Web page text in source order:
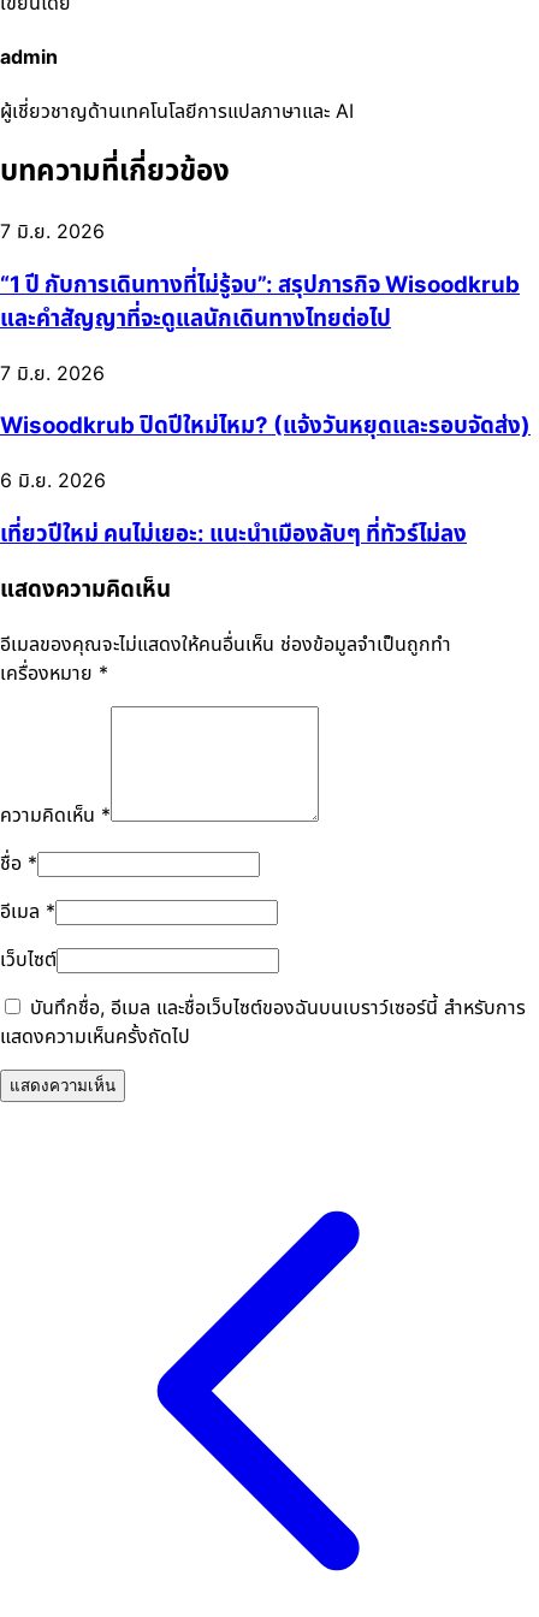
admin
ผู้เชี่ยวชาญด้านเทคโนโลยีการแปลภาษาและ AI
บทความที่เกี่ยวข้อง
7 มิ.ย. 2026
“1 ปี กับการเดินทางที่ไม่รู้จบ”: สรุปภารกิจ Wisoodkrub
และคำสัญญาที่จะดูแลนักเดินทางไทยต่อไป
7 มิ.ย. 2026
Wisoodkrub ปิดปีใหม่ไหม? (แจ้งวันหยุดและรอบจัดส่ง)
6 มิ.ย. 2026
เที่ยวปีใหม่ คนไม่เยอะ: แนะนำเมืองลับๆ ที่ทัวร์ไม่ลง
แสดงความคิดเห็น
อีเมลของคุณจะไม่แสดงให้คนอื่นเห็น ช่องข้อมูลจำเป็นถูกทำ
เครื่องหมาย *
ความคิดเห็น *
ชื่อ *
อีเมล *
เว็บไซต์
บันทึกชื่อ, อีเมล และชื่อเว็บไซต์ของฉันบนเบราว์เซอร์นี้ สำหรับการ
แสดงความเห็นครั้งถัดไป